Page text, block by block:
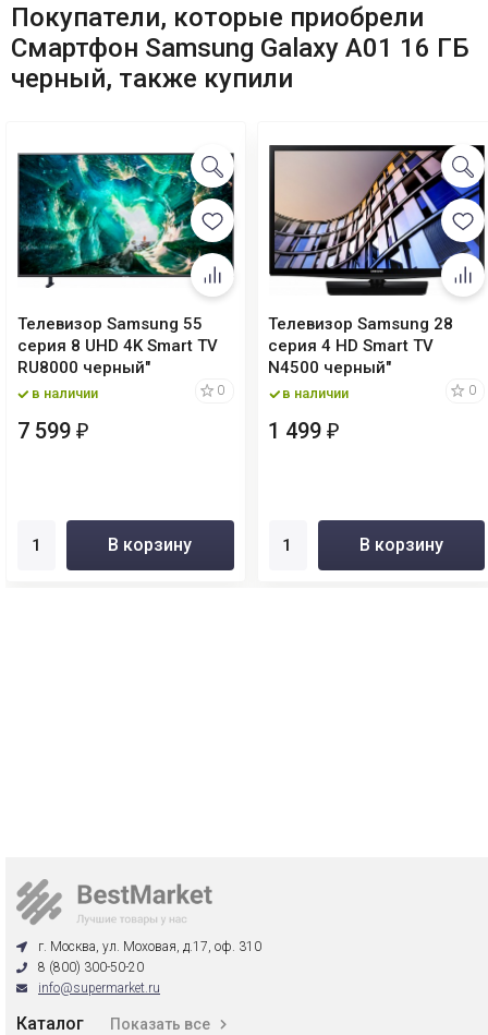
Покупатели, которые приобрели
Смартфон Samsung Galaxy A01 16 ГБ
черный, также купили
Телевизор Samsung 55
серия 8 UHD 4K Smart TV
RU8000 черный"
в наличии 0
7 599 ₽
В корзину
Телевизор Samsung 28
серия 4 HD Smart TV
N4500 черный"
в наличии 0
1 499₽
В корзину
г. Москва, ул. Моховая, д.17, оф. 310
8 (800) 300-50-20
info@supermarket.ru
Каталог Показать все